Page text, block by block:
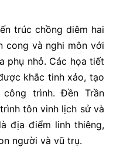
trúc chồng diêm hai
cong và nghi môn với
phụ nhỏ. Các họa tiết
khắc tinh xảo, tạo
trình. Đền Trần
tôn vinh lịch sử và
địa điểm linh thiêng,
người và vũ trụ.